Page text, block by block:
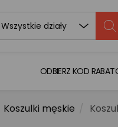
Wszystkie działy
ODBIERZ KOD
Koszulki męskie